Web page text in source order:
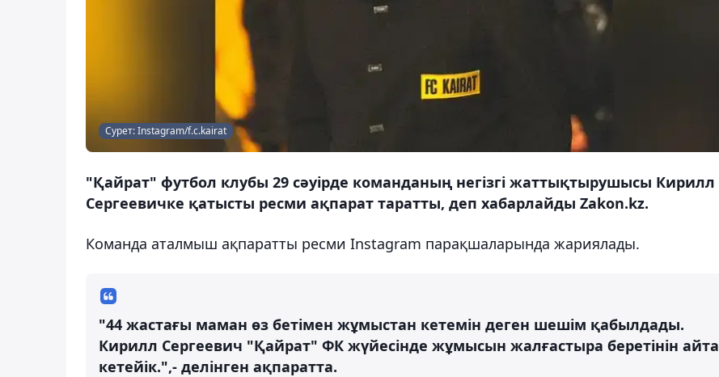
Сурет: Instagram/f.c.kairat
"Қайрат" футбол клубы 29 сәуірде команданың негізгі жаттықтырушысы Кирилл
Сергеевичке қатысты ресми ақпарат таратты, деп хабарлайды Zakon.kz.
Команда аталмыш ақпаратты ресми Instagram парақшаларында жариялады.
"44 жастағы маман өз бетімен жұмыстан кетемін деген шешім қабылдады.
Кирилл Сергеевич "Қайрат" ФК жүйесінде жұмысын жалғастыра беретінін айта
кетейік.",- делінген ақпаратта.